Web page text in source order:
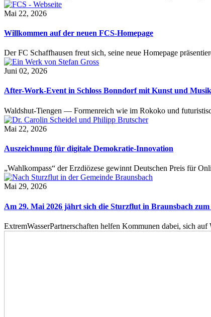
Mai 22, 2026
Willkommen auf der neuen FCS-Homepage
Der FC Schaffhausen freut sich, seine neue Homepage
Juni 02, 2026
After-Work-Event in Schloss Bonndorf mit Kunst und Musik
Waldshut-Tiengen — Formenreich wie im Rokoko und
Mai 22, 2026
Auszeichnung für digitale Demokratie-Innovation
„Wahlkompass“ der Erzdiözese gewinnt Deutschen Preis für
Mai 29, 2026
Am 29. Mai 2026 jährt sich die Sturzflut in Braunsbach
ExtremWasserPartnerschaften helfen Kommunen dabei, sich